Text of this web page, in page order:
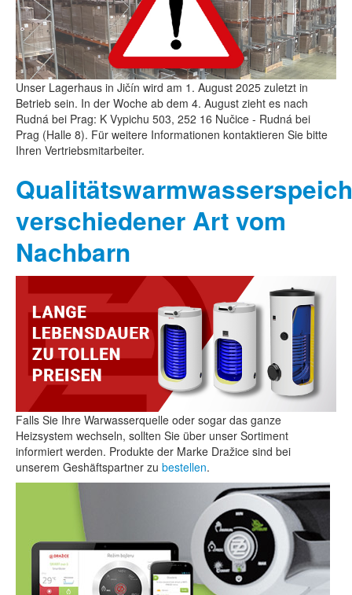
Unser Lagerhaus in Jičín wird am 1. August 2025 zuletzt in
Betrieb sein. In der Woche ab dem 4. August zieht es nach
Rudná bei Prag: K Vypichu 503, 252 16 Nučice - Rudná bei
Prag (Halle 8). Für weitere Informationen kontaktieren Sie bitte
Ihren Vertriebsmitarbeiter.
verschiedener Art vom
Nachbarn
Falls Sie Ihre Warwasserquelle oder sogar das ganze
Heizsystem wechseln, sollten Sie über unser Sortiment
informiert werden. Produkte der Marke Dražice sind bei
unserem Geshäftspartner zu bestellen.